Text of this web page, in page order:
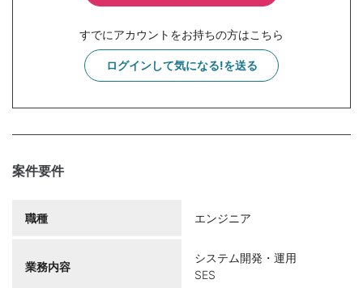
すでにアカウントをお持ちの方はこちら
ログインして気になる!を送る
案件要件
職種 エンジニア
業務内容
システム開発・運用
SES